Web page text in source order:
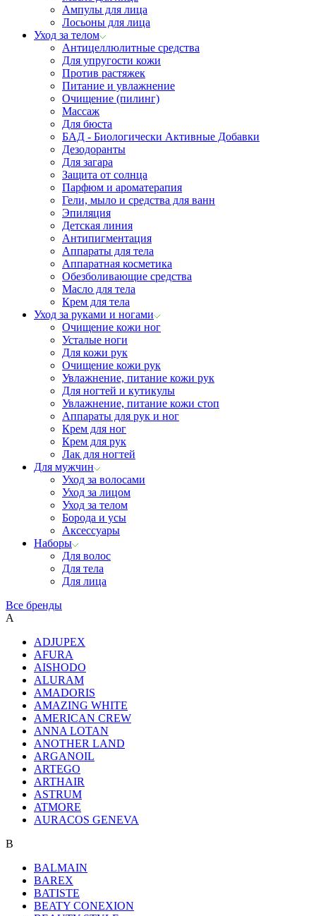
Ампулы для лица
Лосьоны для лица
Уход за телом
Антицеллюлитные средства
Для упругости кожи
Против растяжек
Питание и увлажнение
Очищение (пилинг)
Массаж
Для бюста
БАД - Биологически Активные Добавки
Дезодоранты
Для загара
Защита от солнца
Парфюм и ароматерапия
Гели, мыло и средства для ванн
Эпиляция
Детская линия
Антипигментация
Аппараты для тела
Аппаратная косметика
Обезболивающие средства
Масло для тела
Крем для тела
Уход за руками и ногами
Очищение кожи ног
Усталые ноги
Для кожи рук
Очищение кожи рук
Увлажнение, питание кожи рук
Для ногтей и кутикулы
Увлажнение, питание кожи стоп
Аппараты для рук и ног
Крем для ног
Крем для рук
Лак для ногтей
Для мужчин
Уход за волосами
Уход за лицом
Уход за телом
Борода и усы
Аксессуары
Наборы
Для волос
Для тела
Для лица
Все бренды
A
ADJUPEX
AFURA
AISHODO
ALURAM
AMADORIS
AMAZING WHITE
AMERICAN CREW
ANNA LOTAN
ANOTHER LAND
ARGANOIL
ARTEGO
ARTHAIR
ASTRUM
ATMORE
AURACOS GENEVA
B
BALMAIN
BAREX
BATISTE
BEATY CONEXION